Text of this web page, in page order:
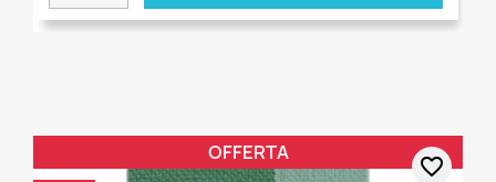
OFFERTA
favorite_border